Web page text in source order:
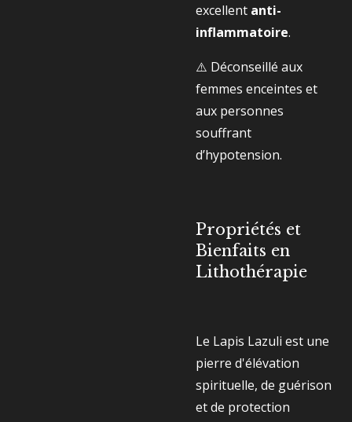
excellent anti-
inflammatoire.
⚠️ Déconseillé aux
femmes enceintes et
aux personnes
souffrant
d’hypotension.
Propriétés et
Bienfaits en
Lithothérapie
Le Lapis Lazuli est une
pierre d'élévation
spirituelle, de guérison
et de protection